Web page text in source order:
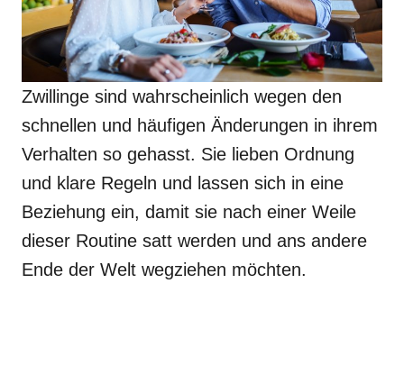
Zwillinge sind wahrscheinlich wegen den
schnellen und häufigen Änderungen in ihrem
Verhalten so gehasst. Sie lieben Ordnung
und klare Regeln und lassen sich in eine
Beziehung ein, damit sie nach einer Weile
dieser Routine satt werden und ans andere
Ende der Welt wegziehen möchten.